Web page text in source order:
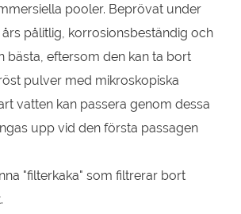
pooler. Beprövat under
pålitlig, korrosionsbeständig och
bästa, eftersom den kan ta bort
pulver med mikroskopiska
vatten kan passera genom dessa
upp vid den första passagen
"filterkaka" som filtrerar bort